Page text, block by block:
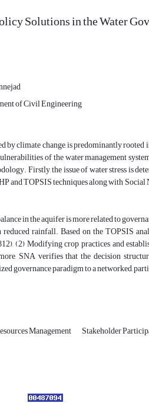
Solutions in the Water
of Civil Engineering
climate change, is predominantly
of the water management
Firstly, the issue of water stress is
and TOPSIS techniques along with
in the aquifer is more related to
reduced rainfall. Based on the TOPSIS
(2) Modifying crop practices and
SNA verifies that the decision
governance paradigm to a networked,
Management Stakeholder